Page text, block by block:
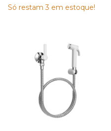
Só restam3 em estoque!